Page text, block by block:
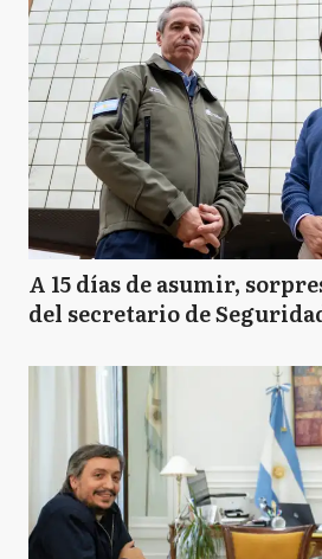
A 15 días de asumir,
del secretario de